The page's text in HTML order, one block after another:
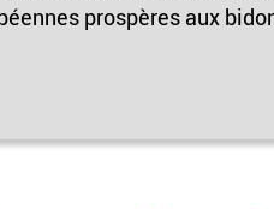
prospères aux